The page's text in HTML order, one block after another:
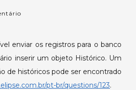
de
dados
no
enviar os registros para o banco
inserir um objeto Histórico. Um
de históricos pode ser encontrado
pt-br/questions/123.